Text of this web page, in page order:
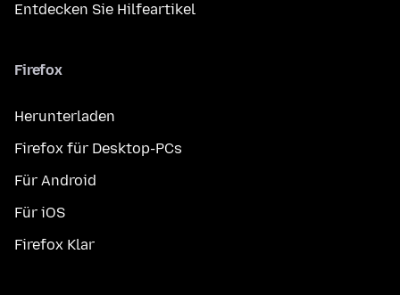
Entdecken Sie Hilfeartikel
Firefox
Herunterladen
Firefox für Desktop-PCs
Für Android
Für iOS
Firefox Klar